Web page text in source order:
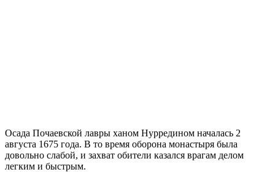
Осада Почаевской лавры ханом Нурредином началась 2
августа 1675 года. В то время оборона монастыря была
довольно слабой, и захват обители казался врагам делом
легким и быстрым.